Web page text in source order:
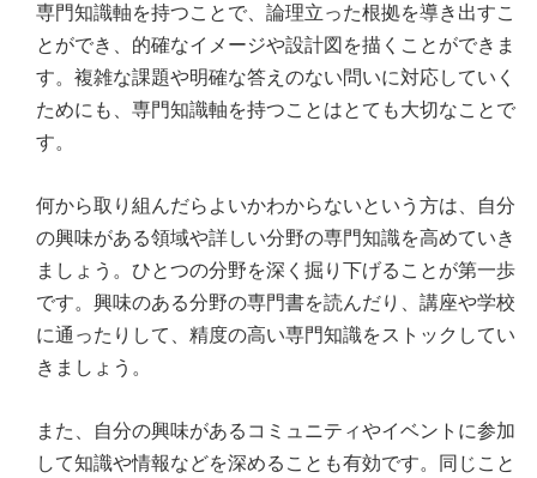
専門知識軸を持つことで、論理立った根拠を導き出すこ
とができ、的確なイメージや設計図を描くことができま
す。複雑な課題や明確な答えのない問いに対応していく
ためにも、専門知識軸を持つことはとても大切なことで
す。
何から取り組んだらよいかわからないという方は、自分
の興味がある領域や詳しい分野の専門知識を高めていき
ましょう。ひとつの分野を深く掘り下げることが第一歩
です。興味のある分野の専門書を読んだり、講座や学校
に通ったりして、精度の高い専門知識をストックしてい
きましょう。
また、自分の興味があるコミュニティやイベントに参加
して知識や情報などを深めることも有効です。同じこと